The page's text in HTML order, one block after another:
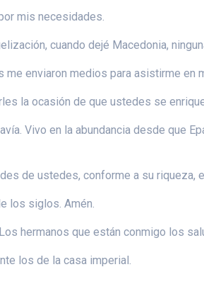
mis necesidades.
cuando dejé Macedonia,
me enviaron medios para asistirme en
la ocasión de que ustedes se
Vivo en la abundancia desde que
de ustedes, conforme a su riqueza,
los siglos. Amén.
hermanos que están conmigo los
los de la casa imperial.